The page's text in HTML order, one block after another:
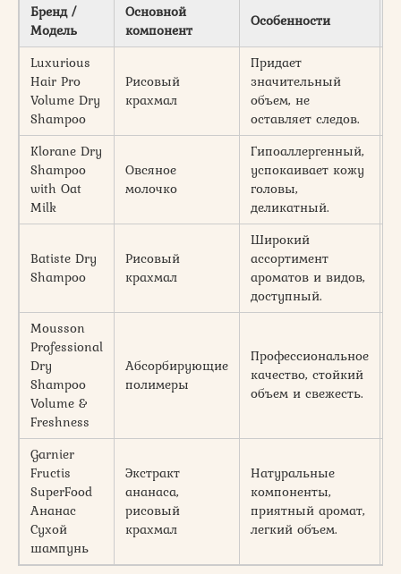
Бренд /
Модель
Основной
компонент
Особенности
Luxurious
Hair Pro
Volume Dry
Shampoo
Рисовый
крахмал
Придает
значительный
объем, не
оставляет следов.
Klorane Dry
Shampoo
with Oat
Milk
Овсяное
молочко
Гипоаллергенный,
успокаивает кожу
головы,
деликатный.
Batiste Dry
Shampoo
Рисовый
крахмал
Широкий
ассортимент
ароматов и видов,
доступный.
Mousson
Professional
Dry
Shampoo
Volume &
Freshness
Абсорбирующие
полимеры
Профессиональное
качество, стойкий
объем и свежесть.
Garnier
Fructis
SuperFood
Ананас
Сухой
шампунь
Экстракт
ананаса,
рисовый
крахмал
Натуральные
компоненты,
приятный аромат,
легкий объем.